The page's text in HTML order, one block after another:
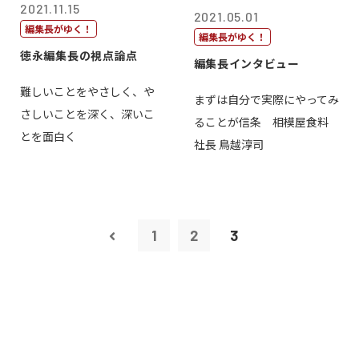
2021.11.15
編集長がゆく！
徳永編集長の視点論点
難しいことをやさしく、や
さしいことを深く、深いこ
とを面白く
2021.05.01
編集長がゆく！
編集長インタビュー
まずは自分で実際にやってみ
ることが信条 相模屋食料
社長 鳥越淳司
1 2 3